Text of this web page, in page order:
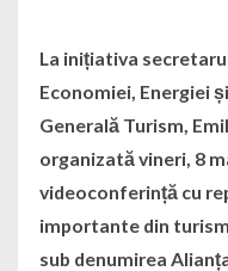
La inițiativa
Economiei, Energiei
Generală Turism,
organizată vineri, 8
videoconferință cu
importante din
sub denumirea